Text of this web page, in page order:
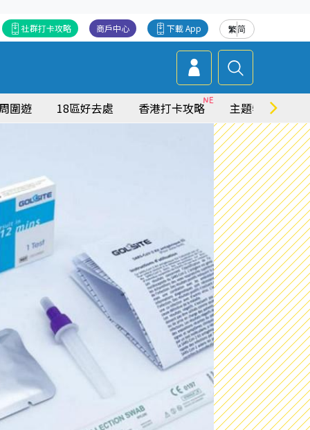
繁简
下載 App
商戶中心
社群打卡攻略
圍遊 18區好去處 香港打卡攻略 主題特集